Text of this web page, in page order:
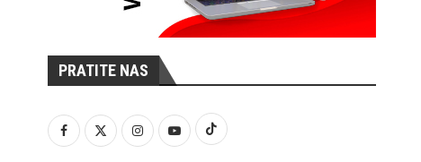
PRATITE NAS